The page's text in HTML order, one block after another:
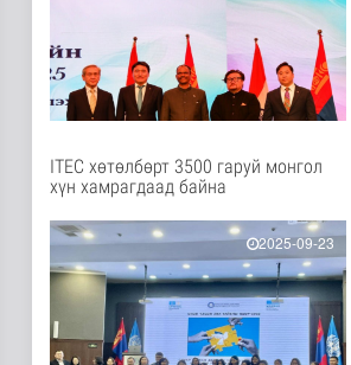
2 цаг 11 минутын өмнө
Ц.Сандаг-Очир: COP17
ба COP31 хурлын
уялдаа нь Р..
Хийлдэг завь, гудас,
Эрүүл мэнд
3 цаг 31 минутын өмнө
Нийслэлийн цэцэрлэгт
хамрагдах I шатны
бүртгэл э..
ITEC хөтөлбөрт 3500 гаруй монгол
хүн хамрагдаад байна
2025-09-23